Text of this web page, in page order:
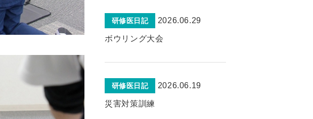
研修医日記 2026.06.29
ボウリング大会
研修医日記 2026.06.19
災害対策訓練